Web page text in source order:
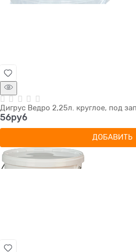
Дигрус Ведро 2,25л. круглое, под
56руб
ДОБАВИТЬ